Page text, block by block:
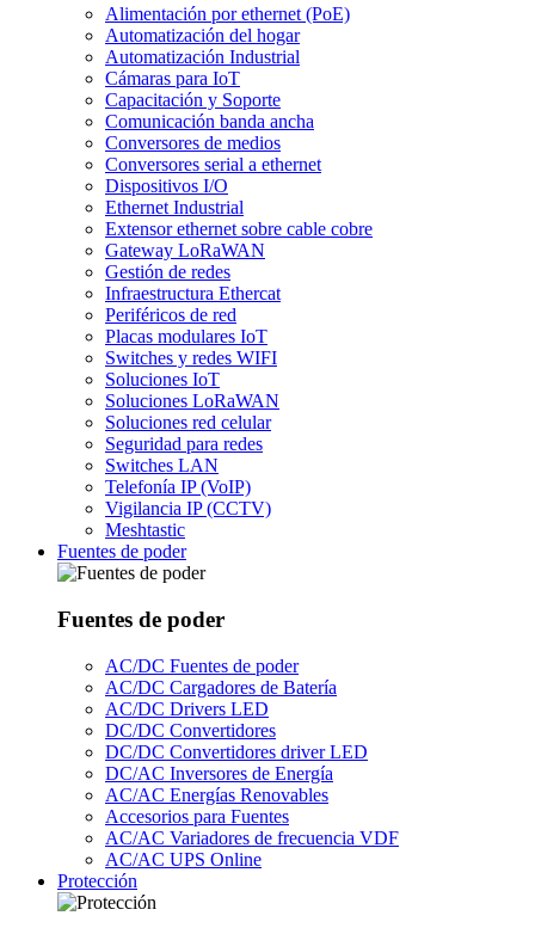
Alimentación por ethernet (PoE)
Automatización del hogar
Automatización Industrial
Cámaras para IoT
Capacitación y Soporte
Comunicación banda ancha
Conversores de medios
Conversores serial a ethernet
Dispositivos I/O
Ethernet Industrial
Extensor ethernet sobre cable cobre
Gateway LoRaWAN
Gestión de redes
Infraestructura Ethercat
Periféricos de red
Placas modulares IoT
Switches y redes WIFI
Soluciones IoT
Soluciones LoRaWAN
Soluciones red celular
Seguridad para redes
Switches LAN
Telefonía IP (VoIP)
Vigilancia IP (CCTV)
Meshtastic
Fuentes de poder
Fuentes de poder
AC/DC Fuentes de poder
AC/DC Cargadores de Batería
AC/DC Drivers LED
DC/DC Convertidores
DC/DC Convertidores driver LED
DC/AC Inversores de Energía
AC/AC Energías Renovables
Accesorios para Fuentes
AC/AC Variadores de frecuencia VDF
AC/AC UPS Online
Protección